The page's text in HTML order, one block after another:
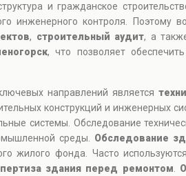
и гражданское
инженерного контроля. Поэтому
, строительный аудит, а
, что позволяет
направлений является
конструкций и инженерных
системы. Обследование
среды. Обследование
жилого фонда. Часто
здания перед ремонтом